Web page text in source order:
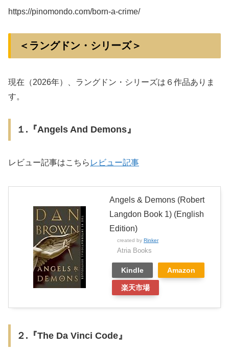
https://pinomondo.com/born-a-crime/
＜ラングドン・シリーズ＞
現在（2026年）、ラングドン・シリーズは６作品ありま
す。
１.『Angels And Demons』
レビュー記事はこちら レビュー記事
Angels & Demons (Robert
Langdon Book 1) (English
Edition)
created by Rinker
Atria Books
Kindle Amazon
楽天市場
２.『The Da Vinci Code』